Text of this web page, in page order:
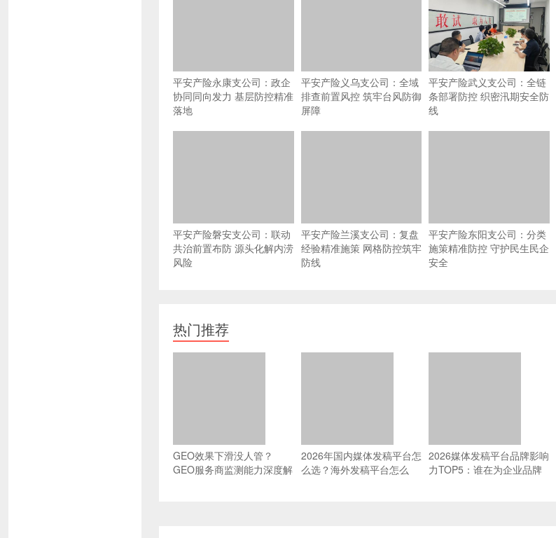
平安产险永康支公司：政企
协同同向发力 基层防控精准
落地
平安产险义乌支公司：全域
排查前置风控 筑牢台风防御
屏障
平安产险武义支公司：全链
条部署防控 织密汛期安全防
线
平安产险磐安支公司：联动
共治前置布防 源头化解内涝
风险
平安产险兰溪支公司：复盘
经验精准施策 网格防控筑牢
防线
平安产险东阳支公司：分类
施策精准防控 守护民生民企
安全
热门推荐
GEO效果下滑没人管？
GEO服务商监测能力深度解
2026年国内媒体发稿平台怎
么选？海外发稿平台怎么
2026媒体发稿平台品牌影响
力TOP5：谁在为企业品牌